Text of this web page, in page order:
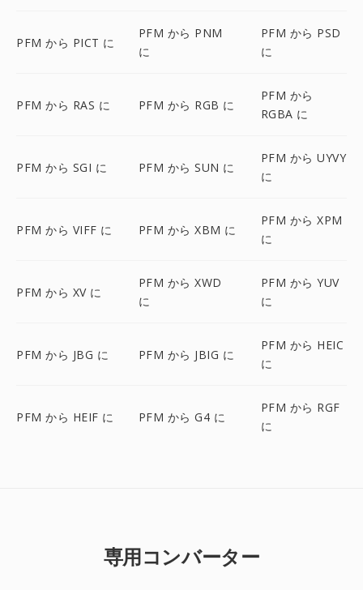
PFM から PICT に
PFM から PNM
に
PFM から PSD
に
PFM から RAS に PFM から RGB に
PFM から
RGBA に
PFM から SGI に PFM から SUN に
PFM から UYVY
に
PFM から VIFF に PFM から XBM に
PFM から XPM
に
PFM から XV に
PFM から XWD
に
PFM から YUV
に
PFM から JBG に PFM から JBIG に
PFM から HEIC
に
PFM から HEIF に PFM から G4 に
PFM から RGF
に
専用コンバーター